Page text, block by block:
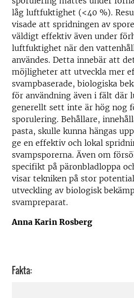
låg luftfuktighet (<40 %).
visade att spridningen av
väldigt effektiv även under
luftfuktighet när den
användes. Detta innebär att
möjligheter att utveckla mer
svampbaserade, biologiska
för användning även i fält där
generellt sett inte är hög nog
sporulering. Behållare,
pasta, skulle kunna hängas
ge en effektiv och lokal
svampsporerna. Även om
specifikt på päronbladloppa
visar tekniken på stor
utveckling av biologisk
svampreparat.
Anna Karin Rosberg
Fakta: